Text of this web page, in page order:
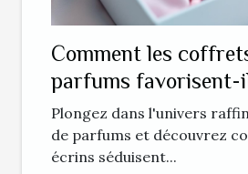
Comment les
parfums favorisent-
expérience
Plongez dans l'univers
de parfums et découvrez
écrins séduisent...